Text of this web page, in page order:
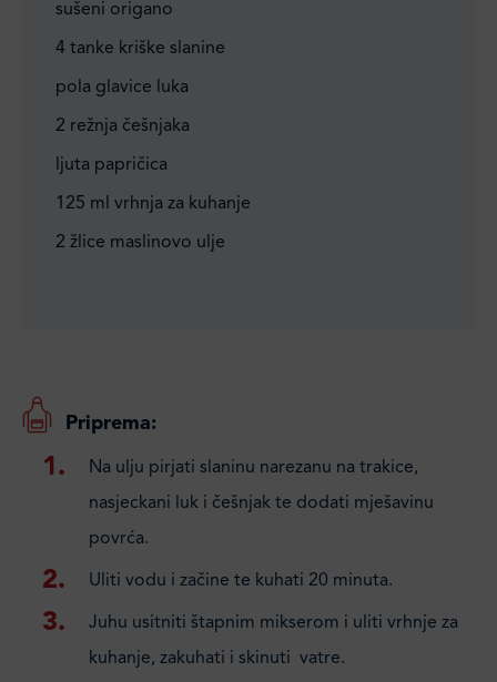
sušeni origano
4 tanke kriške slanine
pola glavice luka
2 režnja češnjaka
ljuta papričica
125 ml vrhnja za kuhanje
2 žlice maslinovo ulje
Priprema:
Na ulju pirjati slaninu narezanu na trakice,
nasjeckani luk i češnjak te dodati mješavinu
povrća.
Uliti vodu i začine te kuhati 20 minuta.
Juhu usitniti štapnim mikserom i uliti vrhnje za
kuhanje, zakuhati i skinuti vatre.